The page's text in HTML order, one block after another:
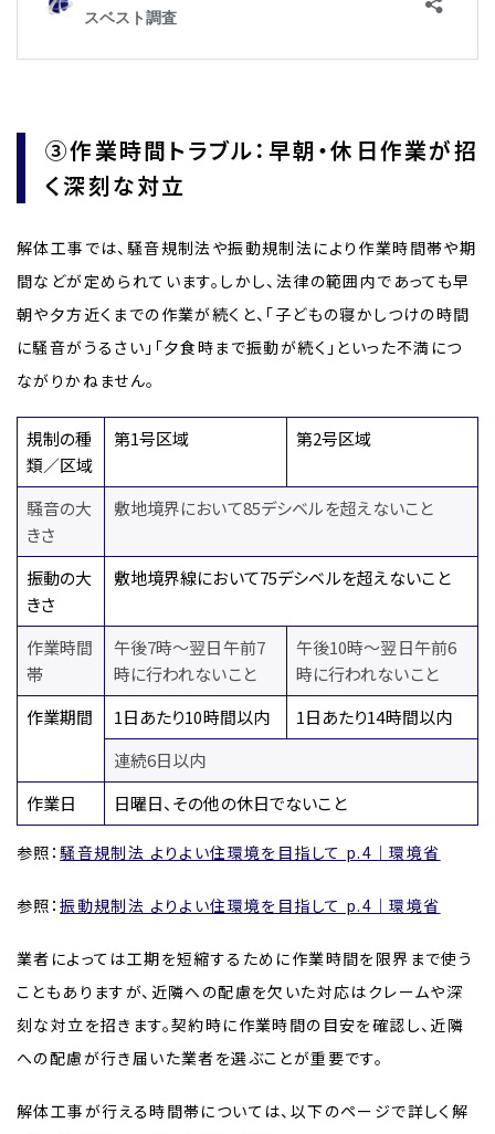
③作業時間トラブル：早朝・休日作業が招
く深刻な対立
解体工事では、騒音規制法や振動規制法により作業時間帯や期
間などが定められています。しかし、法律の範囲内であっても早
朝や夕方近くまでの作業が続くと、「子どもの寝かしつけの時間
に騒音がうるさい」「夕食時まで振動が続く」といった不満につ
ながりかねません。
規制の種
類／区域
第1号区域 第2号区域
騒音の大
きさ
敷地境界において85デシベルを超えないこと
振動の大
きさ
敷地境界線において75デシベルを超えないこと
作業時間
帯
午後7時～翌日午前7
時に行われないこと
午後10時～翌日午前6
時に行われないこと
作業期間
1日あたり10時間以内
1日あたり14時間以内
連続6日以内
作業日
日曜日、その他の休日でないこと
参照：騒音規制法 よりよい住環境を目指して p.4｜環境省
参照：振動規制法 よりよい住環境を目指して p.4｜環境省
業者によっては工期を短縮するために作業時間を限界まで使う
こともありますが、近隣への配慮を欠いた対応はクレームや深
刻な対立を招きます。契約時に作業時間の目安を確認し、近隣
への配慮が行き届いた業者を選ぶことが重要です。
解体工事が行える時間帯については、以下のページで詳しく解